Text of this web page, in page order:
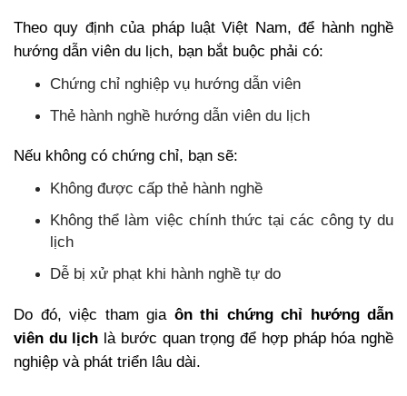
Theo quy định của pháp luật Việt Nam, để hành nghề
hướng dẫn viên du lịch, bạn bắt buộc phải có:
Chứng chỉ nghiệp vụ hướng dẫn viên
Thẻ hành nghề hướng dẫn viên du lịch
Nếu không có chứng chỉ, bạn sẽ:
Không được cấp thẻ hành nghề
Không thể làm việc chính thức tại các công ty du
lịch
Dễ bị xử phạt khi hành nghề tự do
Do đó, việc tham gia ôn thi chứng chỉ hướng dẫn
viên du lịch là bước quan trọng để hợp pháp hóa nghề
nghiệp và phát triển lâu dài.